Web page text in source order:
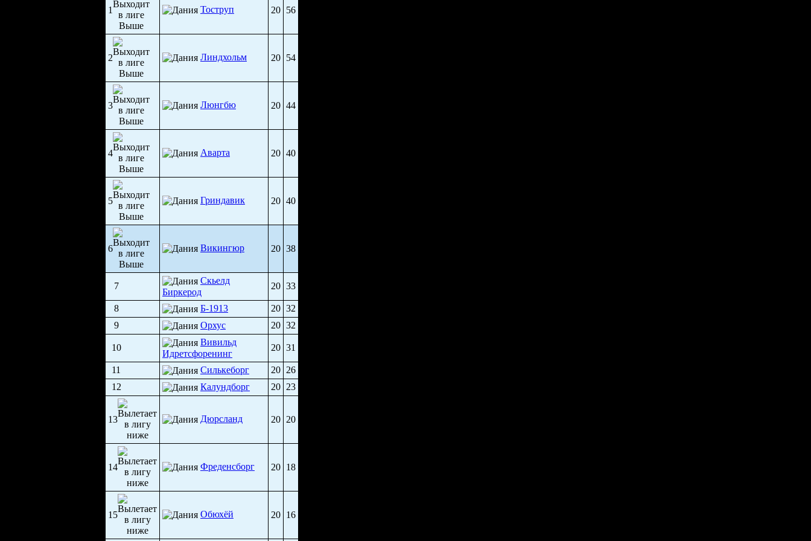
1 Тоструп 20 56
2 Линдхольм 20 54
3 Люнгбю 20 44
4 Аварта 20 40
5 Гриндавик 20 40
6 Викингюр 20 38
7
Скьелд
Биркерод
20 33
8 Б-1913 20 32
9
Орхус 20 32
10
Вивильд
Идретсфоренинг
20 31
11 Силькеборг 20 26
12
Калундборг 20 23
13 Дюрсланд 20 20
14 Фреденсборг 20 18
15 Обюхёй 20 16